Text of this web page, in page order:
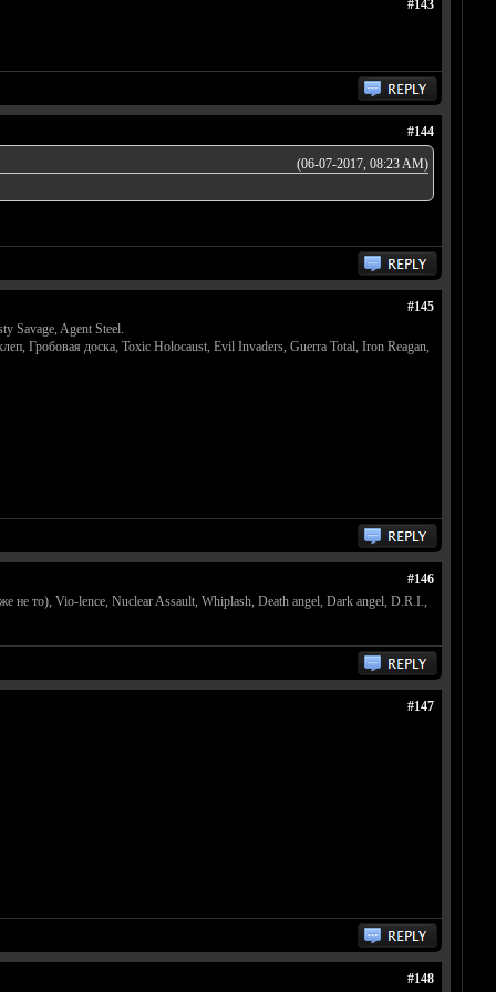
#143
#144
(06-07-2017, 08:23 AM)
#145
Savage, Agent Steel.
Гробовая доска, Toxic Holocaust, Evil Invaders, Guerra Total, Iron Reagan,
#146
то), Vio-lence, Nuclear Assault, Whiplash, Death angel, Dark angel, D.R.I.,
#147
#148